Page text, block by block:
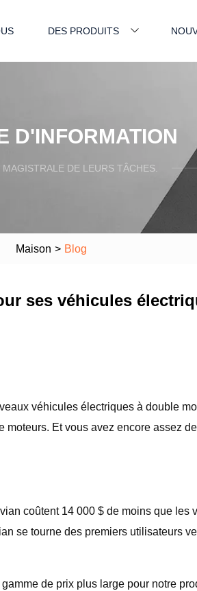
DES PRODUITS
D'INFORMATION
DE LEURS TÂCHES.
Maison > Blog
ses véhicules
véhicules électriques à double
Et vous avez encore assez
coûtent 14 000 $ de moins que les
se tourne des premiers utilisateurs
de prix plus large pour notre